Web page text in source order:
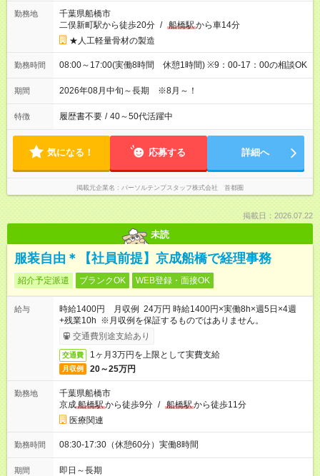
勤務地
千葉県船橋市
二俣新町駅から徒歩20分 / 船橋駅から車14分
★人工軽量骨材の製造
勤務時間 08:00～17:00(実働8時間 休憩1時間) ※9：00-17：00の相談OK
期間 2026年08月中旬～長期 ※8月～！
特徴 履歴書不要 / 40～50代活躍中
気になる！ 応募する 詳細へ
掲載元企業名 パーソルテンプスタッフ株式会社 首都圏
掲載日：2026.07.22
未読
服装自由＊【社員前提】京成船橋で経理事務
紹介予定派遣 ブランクOK WEB登録・面接OK
給与
時給1400円 月収例 24万円 時給1400円×実働8h×週5日×4週
+残業10h ※月収例を保証するものではありません。
交通費別途支給あり
交通費 1ヶ月3万円を上限として実費支給
月収例 20～25万円
勤務地
千葉県船橋市
京成船橋駅から徒歩9分 / 船橋駅から徒歩11分
医療関連
勤務時間 08:30-17:30（休憩60分）実働8時間
期間 即日～長期